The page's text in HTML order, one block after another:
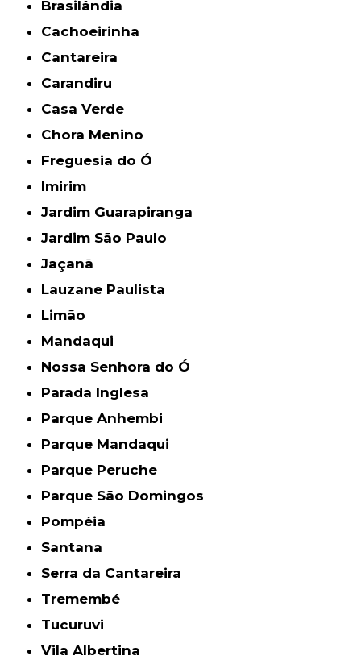
Brasilândia
Cachoeirinha
Cantareira
Carandiru
Casa Verde
Chora Menino
Freguesia do Ó
Imirim
Jardim Guarapiranga
Jardim São Paulo
Jaçanã
Lauzane Paulista
Limão
Mandaqui
Nossa Senhora do Ó
Parada Inglesa
Parque Anhembi
Parque Mandaqui
Parque Peruche
Parque São Domingos
Pompéia
Santana
Serra da Cantareira
Tremembé
Tucuruvi
Vila Albertina